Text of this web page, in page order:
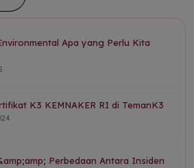
Apa yang Perlu Kita
K3 KEMNAKER RI di TemanK3
Perbedaan Antara Insiden